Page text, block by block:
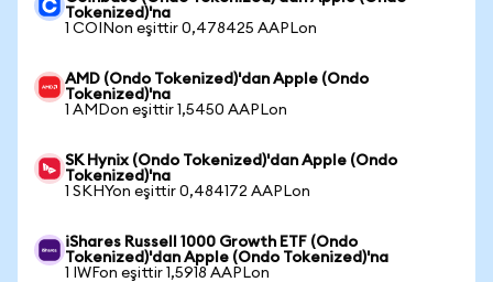
Tokenized)'na
1 COINon eşittir 0,478425 AAPLon
AMD (Ondo Tokenized)'dan Apple (Ondo
Tokenized)'na
1 AMDon eşittir 1,5450 AAPLon
SK Hynix (Ondo Tokenized)'dan Apple (Ondo
Tokenized)'na
1 SKHYon eşittir 0,484172 AAPLon
iShares Russell 1000 Growth ETF (Ondo
Tokenized)'dan Apple (Ondo Tokenized)'na
1 IWFon eşittir 1,5918 AAPLon